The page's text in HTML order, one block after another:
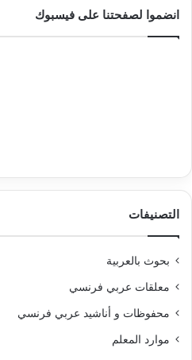
انضموا لصفحتنا على فيسبوك
التصنيفات
بحوث بالعربية
معلقات عربي فرنسي
محفوظات و أناشيد عربي فرنسي
موارد المعلم